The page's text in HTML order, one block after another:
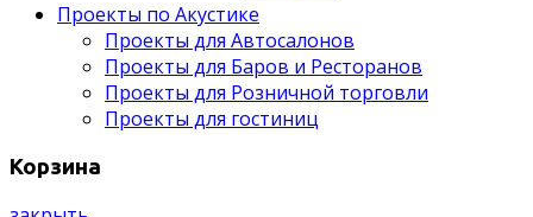
Проекты по Акустике
Проекты для Автосалонов
Проекты для Баров и Ресторанов
Проекты для Розничной торговли
Проекты для гостиниц
Корзина